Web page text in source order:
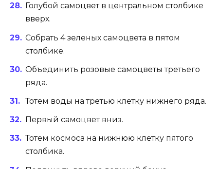
Голубой самоцвет в центральном столбике
вверх.
Собрать 4 зеленых самоцвета в пятом
столбике.
Объединить розовые самоцветы третьего
ряда.
Тотем воды на третью клетку нижнего ряда.
Первый самоцвет вниз.
Тотем космоса на нижнюю клетку пятого
столбика.